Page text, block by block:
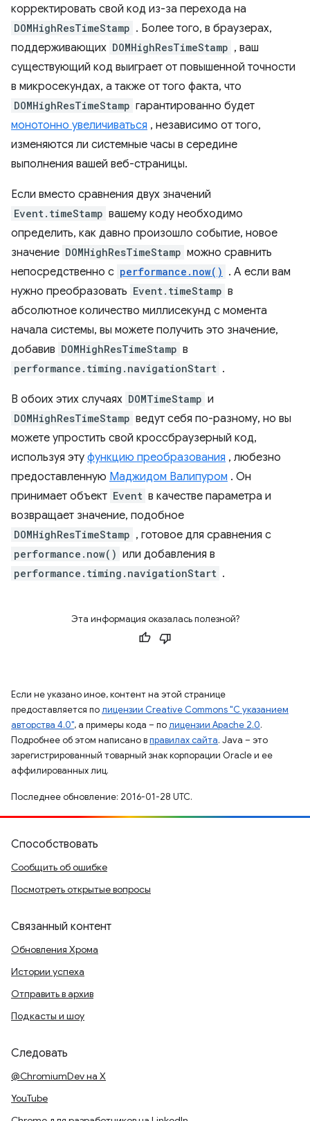
корректировать свой код из-за перехода на
DOMHighResTimeStamp . Более того, в браузерах,
поддерживающих DOMHighResTimeStamp , ваш
существующий код выиграет от повышенной точности
в микросекундах, а также от того факта, что
DOMHighResTimeStamp гарантированно будет
монотонно увеличиваться , независимо от того,
изменяются ли системные часы в середине
выполнения вашей веб-страницы.
Если вместо сравнения двух значений
Event.timeStamp вашему коду необходимо
определить, как давно произошло событие, новое
значение DOMHighResTimeStamp можно сравнить
непосредственно с performance.now() . А если вам
нужно преобразовать Event.timeStamp в
абсолютное количество миллисекунд с момента
начала системы, вы можете получить это значение,
добавив DOMHighResTimeStamp в
performance.timing.navigationStart .
В обоих этих случаях DOMTimeStamp и
DOMHighResTimeStamp ведут себя по-разному, но вы
можете упростить свой кроссбраузерный код,
используя эту функцию преобразования , любезно
предоставленную Маджидом Валипуром . Он
принимает объект Event в качестве параметра и
возвращает значение, подобное
DOMHighResTimeStamp , готовое для сравнения с
performance.now() или добавления в
performance.timing.navigationStart .
Эта информация оказалась полезной?
Если не указано иное, контент на этой странице
предоставляется полицензии Creative Commons "С указанием
авторства 4.0", а примеры кода – полицензии Apache 2.0.
Подробнее об этом написано вправилах сайта. Java – это
зарегистрированный товарный знак корпорации Oracle и ее
аффилированных лиц.
Последнее обновление: 2016-01-28 UTC.
Способствовать
Сообщить об ошибке
Посмотреть открытые вопросы
Связанный контент
Обновления Хрома
Истории успеха
Отправить в архив
Подкасты и шоу
Следовать
@ChromiumDev на X
YouTube